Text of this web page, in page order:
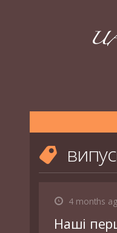
4 months
Наші